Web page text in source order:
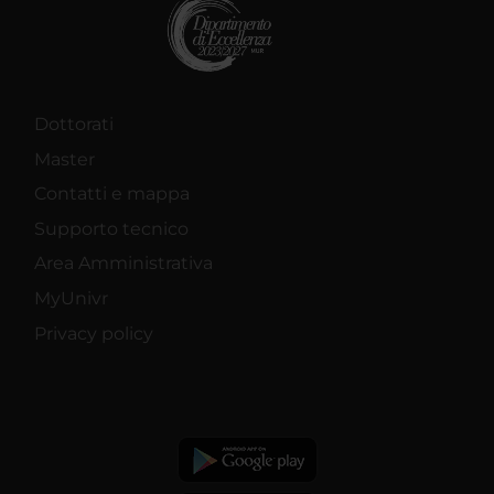
Dottorati
Master
Contatti e mappa
Supporto tecnico
Area Amministrativa
MyUnivr
Privacy policy